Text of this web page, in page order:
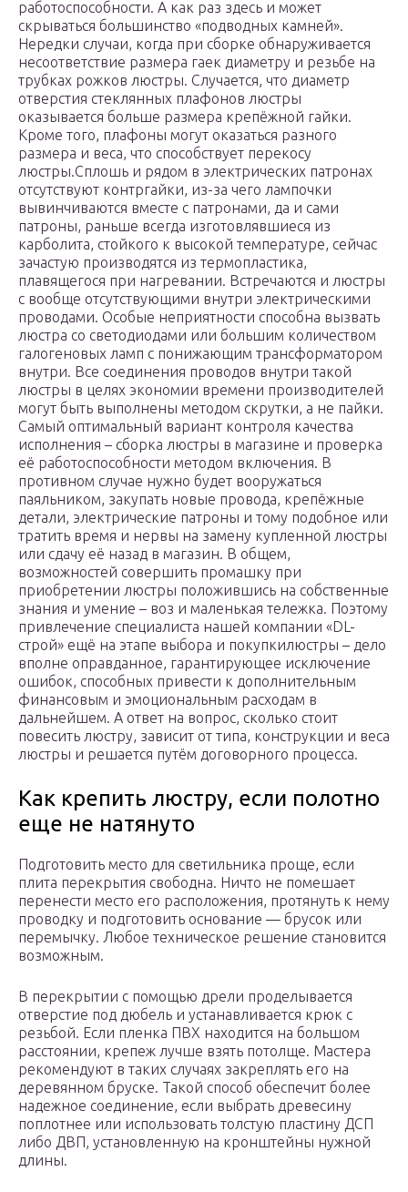
работоспособности. А как раз здесь и может
скрываться большинство «подводных камней».
Нередки случаи, когда при сборке обнаруживается
несоответствие размера гаек диаметру и резьбе на
трубках рожков люстры. Случается, что диаметр
отверстия стеклянных плафонов люстры
оказывается больше размера крепёжной гайки.
Кроме того, плафоны могут оказаться разного
размера и веса, что способствует перекосу
люстры.Сплошь и рядом в электрических патронах
отсутствуют контргайки, из-за чего лампочки
вывинчиваются вместе с патронами, да и сами
патроны, раньше всегда изготовлявшиеся из
карболита, стойкого к высокой температуре, сейчас
зачастую производятся из термопластика,
плавящегося при нагревании. Встречаются и люстры
с вообще отсутствующими внутри электрическими
проводами. Особые неприятности способна вызвать
люстра со светодиодами или большим количеством
галогеновых ламп с понижающим трансформатором
внутри. Все соединения проводов внутри такой
люстры в целях экономии времени производителей
могут быть выполнены методом скрутки, а не пайки.
Самый оптимальный вариант контроля качества
исполнения – сборка люстры в магазине и проверка
её работоспособности методом включения. В
противном случае нужно будет вооружаться
паяльником, закупать новые провода, крепёжные
детали, электрические патроны и тому подобное или
тратить время и нервы на замену купленной люстры
или сдачу её назад в магазин. В общем,
возможностей совершить промашку при
приобретении люстры положившись на собственные
знания и умение – воз и маленькая тележка. Поэтому
привлечение специалиста нашей компании «DL-
строй» ещё на этапе выбора и покупкилюстры – дело
вполне оправданное, гарантирующее исключение
ошибок, способных привести к дополнительным
финансовым и эмоциональным расходам в
дальнейшем. А ответ на вопрос, сколько стоит
повесить люстру, зависит от типа, конструкции и веса
люстры и решается путём договорного процесса.
Как крепить люстру, если полотно
еще не натянуто
Подготовить место для светильника проще, если
плита перекрытия свободна. Ничто не помешает
перенести место его расположения, протянуть к нему
проводку и подготовить основание — брусок или
перемычку. Любое техническое решение становится
возможным.
В перекрытии с помощью дрели проделывается
отверстие под дюбель и устанавливается крюк с
резьбой. Если пленка ПВХ находится на большом
расстоянии, крепеж лучше взять потолще. Мастера
рекомендуют в таких случаях закреплять его на
деревянном бруске. Такой способ обеспечит более
надежное соединение, если выбрать древесину
поплотнее или использовать толстую пластину ДСП
либо ДВП, установленную на кронштейны нужной
длины.